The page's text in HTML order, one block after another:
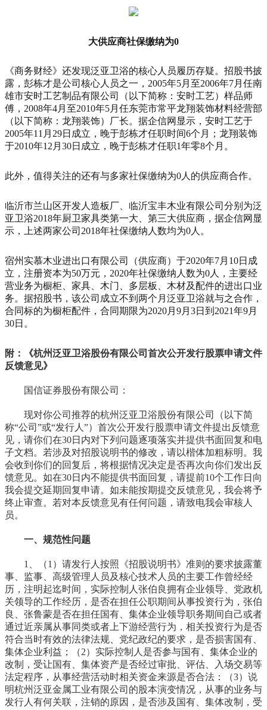
大供应商社保缴纳为0
《商务财经》还发现泛亚卫浴的核心人员履历存疑。招股书披
露，彭栋才是公司核心人员之一，2005年5月至2006年7月任南
雄市安时工艺制品有限公司（以下简称：安时工艺）样品师
傅，2008年4月至2010年5月任东莞市常平龙翔装饰材料经营部
（以下简称：龙翔装饰）厂长。据企信网显示，安时工艺于
2005年11月29日成立，晚于彭栋才任职时间6个月；龙翔装饰
于2010年12月30日成立，晚于彭栋才任职1年零8个月。
此外，值得关注的还有与多家社保缴纳为0人的供应商合作。
临沂市兰山区开发人造板厂、临沂宝丰木业有限公司分别为泛
亚卫浴2018年厨卫家具类第一大、第三大供应商，据企信网显
示，上述两家公司2018年社保缴纳人数均为0人。
宿州实慕木业进出口有限公司（供应商）于2020年7月10日成
立，注册资本为50万元，2020年社保缴纳人数为0人，主要经
营业务为橱柜、家具、木门、多层板、木材及配件的进出口业
务。据招股书，该公司成立不到两个月泛亚卫浴就与之合作，
合同标的为橱柜配件，合同期限为2020月9月3日到2021年9月
30日。
附：《杭州泛亚卫浴股份有限公司首次公开发行股票申请文件
反馈意见》
国信证券股份有限公司：
现对你公司推荐的杭州泛亚卫浴股份有限公司（以下简
称“公司”或“发行人”）首次公开发行股票申请文件提出反馈意
见，请你们在30日内对下列问题逐项落实并提供书面回复和电
子文档。若涉及对招股说明书的修改，请以楷体加粗标明。我
会收到你们的回复后，将根据情况决定是否再次向你们发出反
馈意见。如在30日内不能提供书面回复，请提前10个工作日向
我会提交延期回复申请。如未能按期提交反馈意见，我会将予
终止审查。若对本反馈意见有任何问题，请致电我会审核人
员。
一、规范性问题
1、（1）请发行人按照《招股说明书》准则的要求披露董
事、监事、高级管理人员及核心技术人员的主要工作曾经经
历，注明起迄时间，实际控制人张伯良拥有企业领导、党政机
关领导的工作经历，是否在担任公职期间从事投资行为，张伯
良、张鲁蒙是否在担任国有、集体企业领导职务期间自己或者
通过近亲属从事同类或者上下游经营行为，相关投资行为是否
符合当时有效的法律法规、党纪政纪的要求，是否损害国有、
集体企业利益；（2）实际控制人是否参与国有、集体企业的
改制，受让国有、集体资产是否经过审批、评估、入场交易等
法定程序，从事经营活动时相关资金来源是否合法：（3）说
明杭州泛亚金属工业有限公司的股本演变情况，从事的业务与
发行人有何关联，注销的原因，是否涉及国有、集体改制，受